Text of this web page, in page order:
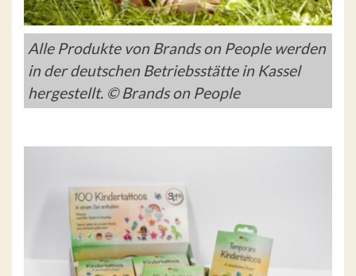
Alle Produkte von Brands on People werden
in der deutschen Betriebsstätte in Kassel
hergestellt. © Brands on People